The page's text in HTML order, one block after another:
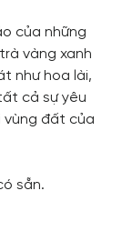
của những
vàng xanh
như hoa lài,
cả sự yêu
đất của
sẵn.